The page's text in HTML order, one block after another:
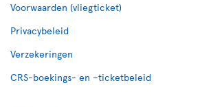
Voorwaarden (vliegticket)
Privacybeleid
Verzekeringen
CRS-boekings- en –ticketbeleid